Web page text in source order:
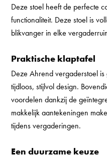
Deze stoel heeft de perfecte
functionaliteit. Deze stoel is
blikvanger in elke
Praktische klaptafel
Deze Ahrend vergaderstoel
tijdloos, stijlvol design.
voordelen dankzij de
makkelijk aantekeningen
tijdens vergaderingen.
Een duurzame keuze